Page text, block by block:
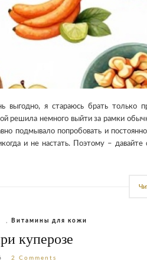
выгодно, я стараюсь брать только
решила немного выйти за рамки
подмывало попробовать и
и не настать. Поэтому – давайте
Витамины для кожи
куперозе
2 Comments